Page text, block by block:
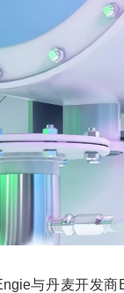
与丹麦开发商